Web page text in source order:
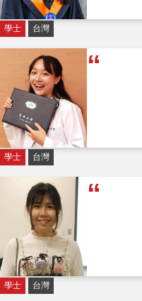
學士 台灣
學士 台灣
學士 台灣